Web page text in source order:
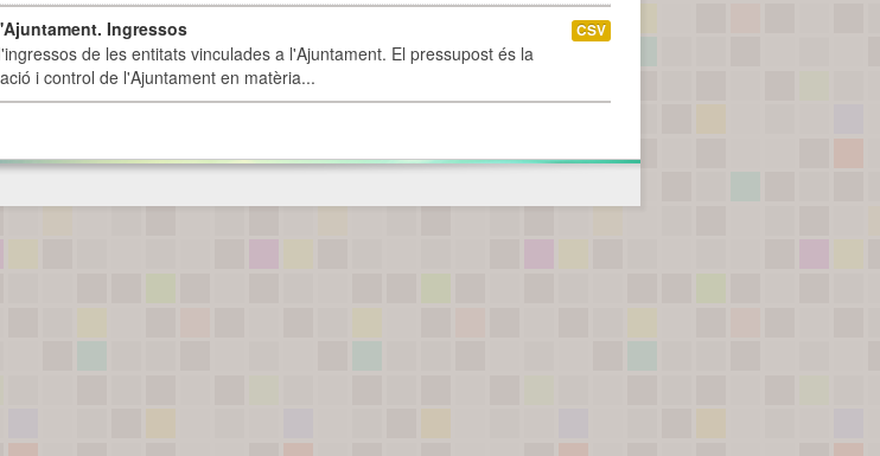
Ingressos
de les entitats vinculades a l'Ajuntament. El pressupost és la
i control de l'Ajuntament en matèria...
CSV